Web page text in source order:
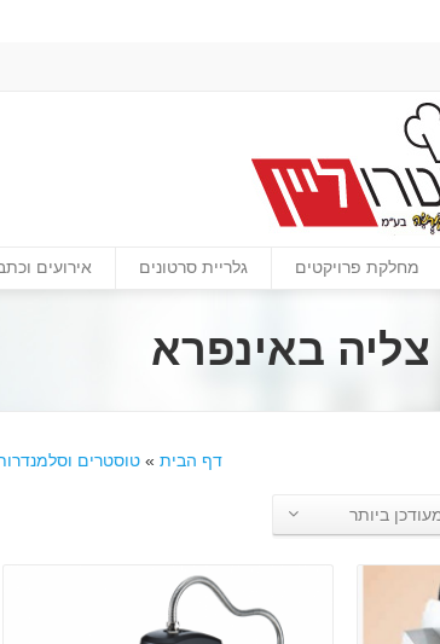
מחלקת פרויקטים גלריית סרטונים אירועים
באינפרא
דף הבית » טוסטרים
ביותר
פרטים: